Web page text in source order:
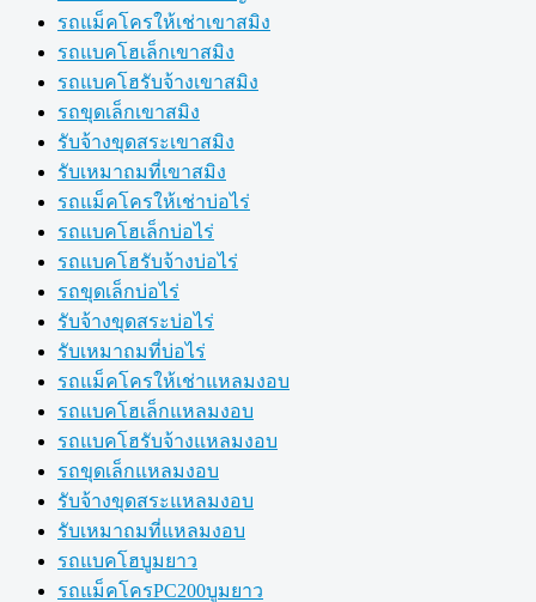
รถแม็คโครให้เช่าเขาสมิง
รถแบคโฮเล็กเขาสมิง
รถแบคโฮรับจ้างเขาสมิง
รถขุดเล็กเขาสมิง
รับจ้างขุดสระเขาสมิง
รับเหมาถมที่เขาสมิง
รถแม็คโครให้เช่าบ่อไร่
รถแบคโฮเล็กบ่อไร่
รถแบคโฮรับจ้างบ่อไร่
รถขุดเล็กบ่อไร่
รับจ้างขุดสระบ่อไร่
รับเหมาถมที่บ่อไร่
รถแม็คโครให้เช่าแหลมงอบ
รถแบคโฮเล็กแหลมงอบ
รถแบคโฮรับจ้างแหลมงอบ
รถขุดเล็กแหลมงอบ
รับจ้างขุดสระแหลมงอบ
รับเหมาถมที่แหลมงอบ
รถแบคโฮบูมยาว
รถแม็คโครPC200บูมยาว